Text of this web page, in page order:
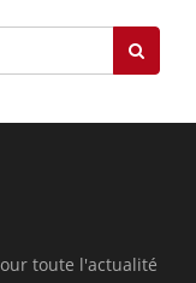
toute l'actualité